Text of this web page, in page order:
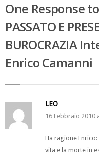
One Response
PASSATO E
BUROCRAZIA
Enrico Camanni
LEO
16 Febbraio 2010
Ha ragione
vita e la morte in